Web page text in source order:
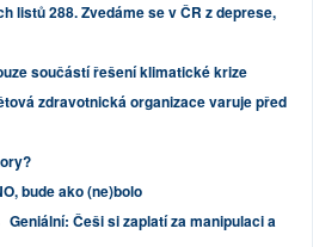
listů 288. Zvedáme se v ČR z deprese,
součástí řešení klimatické krize
zdravotnická organizace varuje před
bude ako (ne)bolo
Geniální: Češi si zaplatí za manipulaci a